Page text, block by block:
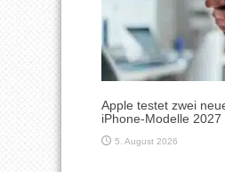
Apple testet zwei
iPhone-Modelle 2027
5. August 2026